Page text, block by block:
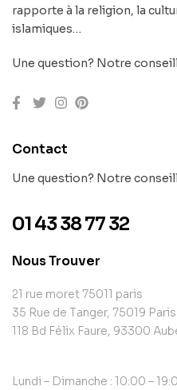
rapporte à la religion, la
islamiques…
Une question? Notre
Contact
Une question? Notre
01 43 38 77 32
Nous Trouver
21 rue moret 75011 paris
35 Rue de Tanger, 75019 Paris
118 Bd Félix Faure, 93300
Lundi – Dimanche : 10:00 –